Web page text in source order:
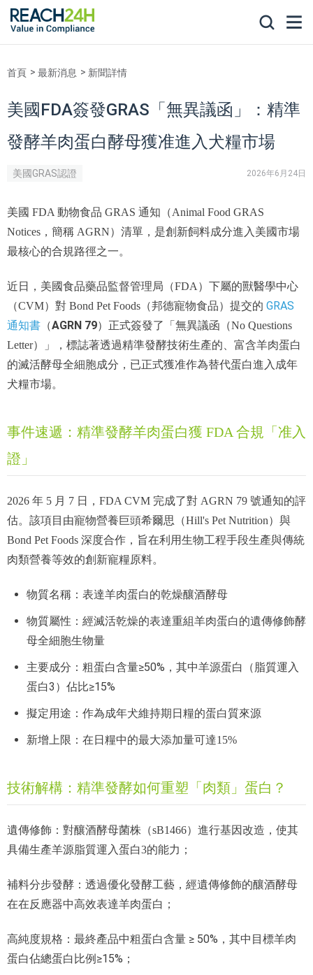
首頁 最新消息 新聞詳情
美國FDA簽發GRAS「無異議函」：精準
發酵羊肉蛋白酵母獲准進入犬糧市場
美國GRAS認證 2026年6月24日
美國 FDA 動物食品 GRAS 通知（Animal Food GRAS
Notices，簡稱 AGRN）清單，是創新飼料成分進入美國市場
最核心的合規路徑之一。
近日，美國食品藥品監督管理局（FDA）下屬的獸醫學中心
（CVM）對 Bond Pet Foods（邦德寵物食品）提交的 GRAS
通知書 （AGRN 79）正式簽發了「無異議函（No Questions
Letter）」，標誌著透過精準發酵技術生產的、富含羊肉蛋白
的滅活酵母全細胞成分，已正式獲准作為替代蛋白進入成年
犬糧市場。
事件速遞：精準發酵羊肉蛋白獲 FDA 合規「准入
證」
2026 年 5 月 7 日，FDA CVM 完成了對 AGRN 79 號通知的評
估。該項目由寵物營養巨頭希爾思（Hill's Pet Nutrition）與
Bond Pet Foods 深度合作，旨在利用生物工程手段生產與傳統
肉類營養等效的創新寵糧原料。
物質名稱：表達羊肉蛋白的乾燥釀酒酵母
物質屬性：經滅活乾燥的表達重組羊肉蛋白的遺傳修飾酵
母全細胞生物量
主要成分：粗蛋白含量≥50%，其中羊源蛋白（脂質運入
蛋白3）佔比≥15%
擬定用途：作為成年犬維持期日糧的蛋白質來源
新增上限：在日糧中的最大添加量可達15%
技術解構：精準發酵如何重塑「肉類」蛋白？
遺傳修飾：對釀酒酵母菌株（sB1466）進行基因改造，使其
具備生產羊源脂質運入蛋白3的能力；
補料分步發酵：透過優化發酵工藝，經遺傳修飾的釀酒酵母
在在反應器中高效表達羊肉蛋白；
高純度規格：最終產品中粗蛋白含量 ≥ 50%，其中目標羊肉
蛋白佔總蛋白比例≥15%；